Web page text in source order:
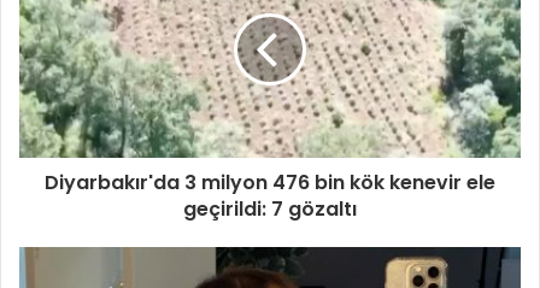
Diyarbakır'da 3 milyon 476 bin kök kenevir ele
geçirildi: 7 gözaltı